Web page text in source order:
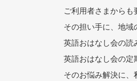
ご利用者さまからも
その担い手に、地域
英語おはなし会の読
英語おはなし会の定
そのお悩み解決に、